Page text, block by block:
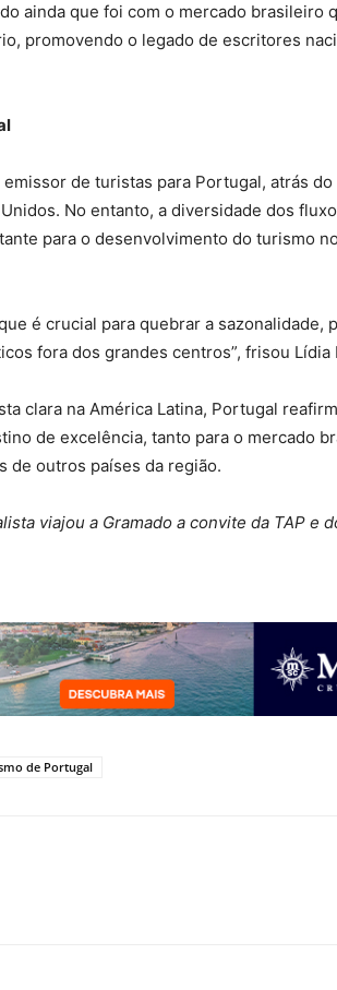
ainda que foi com o mercado brasileiro
promovendo o legado de escritores
de turistas para Portugal, atrás do
No entanto, a diversidade dos
para o desenvolvimento do turismo
é crucial para quebrar a sazonalidade,
fora dos grandes centros”, frisou Lídia
clara na América Latina, Portugal
de excelência, tanto para o mercado
de outros países da região.
viajou a Gramado a convite da TAP e
de Portugal